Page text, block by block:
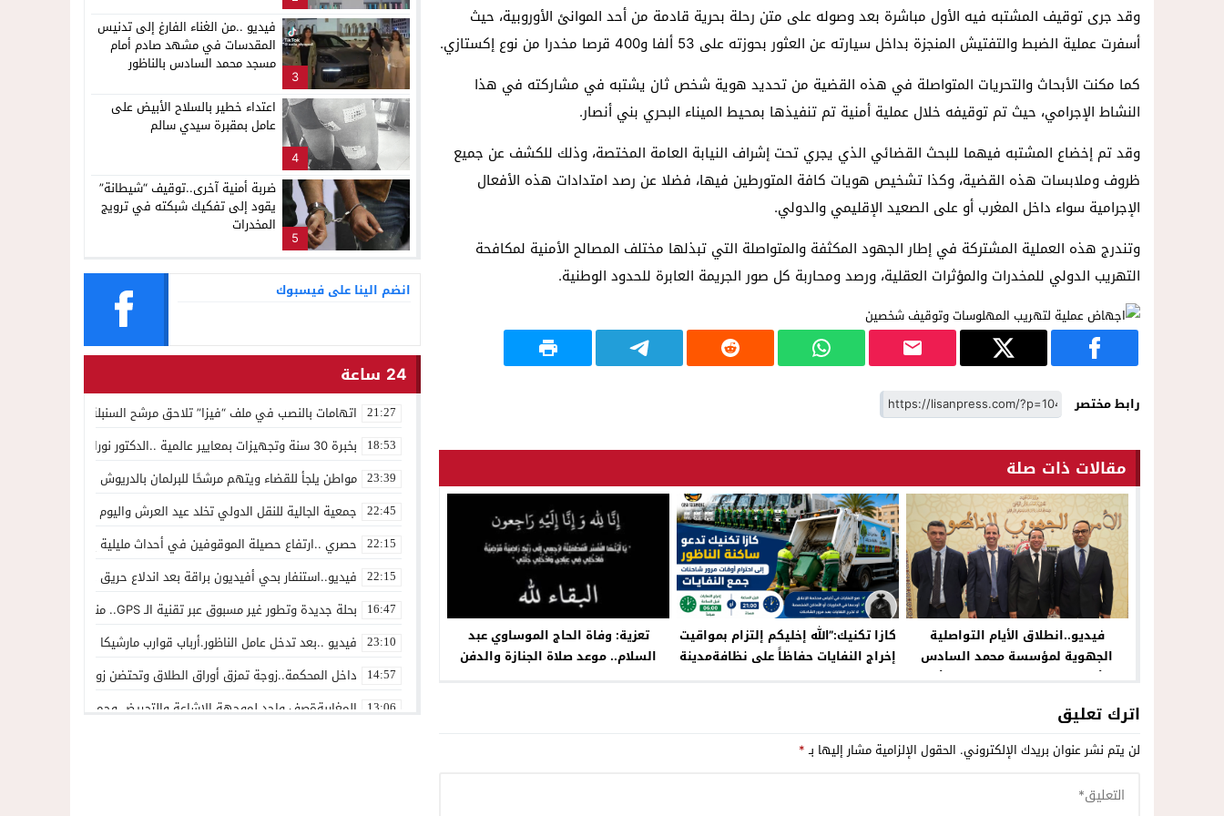
14:57 داخل المحكمة..زوجة تمزق أوراق الطلاق وتحتضن زوجها في لحظة أعادت الأمل 13:06 المغاربةةصف واحد لموجهة الإشاعة والتحريض وحملات التضليلوقد جرى توقيف المشتبه فيه الأول مباشرة بعد وصوله على متن رحلة بحرية قادمة من أحد الموانئ الأوروبية، حيث
أسفرت عملية الضبط والتفتيش المنجزة بداخل سيارته عن العثور بحوزته على 53 ألفا و400 قرصا مخدرا من نوع إكستازي.
كما مكنت الأبحاث والتحريات المتواصلة في هذه القضية من تحديد هوية شخص ثان يشتبه في مشاركته في هذا
النشاط الإجرامي، حيث تم توقيفه خلال عملية أمنية تم تنفيذها بمحيط الميناء البحري بني أنصار.
وقد تم إخضاع المشتبه فيهما للبحث القضائي الذي يجري تحت إشراف النيابة العامة المختصة، وذلك للكشف عن جميع
ظروف وملابسات هذه القضية، وكذا تشخيص هويات كافة المتورطين فيها، فضلا عن رصد امتدادات هذه الأفعال
الإجرامية سواء داخل المغرب أو على الصعيد الإقليمي والدولي.
وتندرج هذه العملية المشتركة في إطار الجهود المكثفة والمتواصلة التي تبذلها مختلف المصالح الأمنية لمكافحة
التهريب الدولي للمخدرات والمؤثرات العقلية، ورصد ومحاربة كل صور الجريمة العابرة للحدود الوطنية.
رابط مختصر
مقالات ذات صلة
فيديو..انطلاق الأيام التواصلية
الجهوية لمؤسسة محمد السادس
للأعمال الاجتماعية لموظفي الأمن
كازا تكنيك:”الله إخليكم إلتزام بمواقيت
إخراج النفايات حفاظاً على نظافةمدينة
تعزية: وفاة الحاج الموساوي عبد
السلام.. موعد صلاة الجنازة والدفن
اترك تعليق
لن يتم نشر عنوان بريدك الإلكتروني. الحقول الإلزامية مشار إليها بـ*
3
فيديو ..من الغناء الفارغ إلى تدنيس
المقدسات في مشهد صادم أمام
مسجد محمد السادس بالناظور
4
اعتداء خطير بالسلاح الأبيض على
عامل بمقبرة سيدي سالم
5
ضربة أمنية آخرى..توقيف “شيطانة”
يقود إلى تفكيك شبكته في ترويج
المخدرات
انضم الينا على فيسبوك
24 ساعة
21:27 اتهامات بالنصب في ملف “فيزا” تلاحق مرشح السنبلة بالدريوش..
18:53 بخبرة 30 سنة وتجهيزات بمعايير عالمية ..الدكتور نورالدين صبار يفتتح عيادته المتخصصة في جراحة العظام بالناظور
23:39 مواطن يلجأ للقضاء ويتهم مرشحًا للبرلمان بالدريوش بالاستيلاء على 22 مليون سنتيم
22:45 جمعية الجالية للنقل الدولي تخلد عيد العرش واليوم الوطني للمهاجر
22:15 حصري ..ارتفاع حصيلة الموقوفين في أحداث مليلية إلى 82 شخصًا وتحقيقات تقود إلى متابعات جنائية ثقيلة
22:15 فيديو..استنفار بحي أفيديون براقة بعد اندلاع حريق داخل ضيعة فلاحية
16:47 بحلة جديدة وتطور غير مسبوق عبر تقنية الـ GPS.. منصة “مرحباناظور” تعزز مكانتها كوجهة أولى لسكان إقليمي الناظور والدريوش
23:10 فيديو ..بعد تدخل عامل الناظور.أرباب قوارب مارشيكا يعلقون احتجاجهم
14:57 داخل المحكمة..زوجة تمزق أوراق الطلاق وتحتضن زوجها في لحظة
13:06 المغاربةةصف واحد لموجهة الإشاعة والتحريض وحملات التضليل